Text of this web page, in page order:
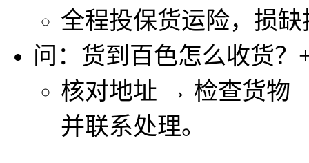
全程投保货运险，损
问：货到百色怎么收货？
核对地址 → 检查货物
并联系处理。